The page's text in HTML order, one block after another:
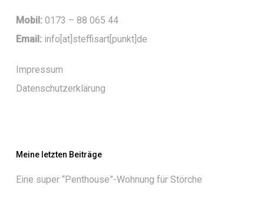
Mobil:0173 – 88 065 44
Email:info[at]steffisart[punkt]de
Impressum
Datenschutzerklärung
Meine letzten Beiträge
Eine super “Penthouse”-Wohnung für Störche